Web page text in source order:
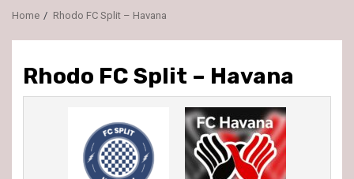
Home Rhodo FC Split – Havana
Rhodo FC Split – Havana